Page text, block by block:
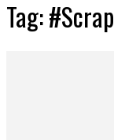
Tag: